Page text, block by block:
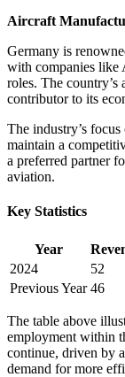
Aircraft
Germany is
with companies like
roles. The
contributor to its
The industry’s
maintain a
a preferred partner
aviation.
Key Statistics
Year
2024
52
Previous Year 46
The table above
employment within
continue, driven by
demand for more